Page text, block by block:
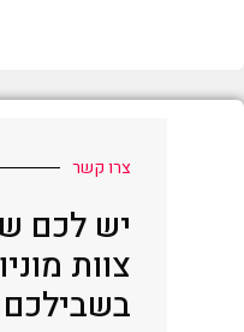
צרו קשר
יש לכם
צוות
בשבילכם 24/7